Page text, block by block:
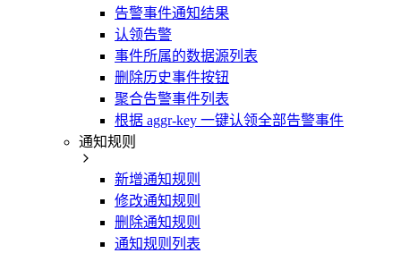
告警事件通知结果
认领告警
事件所属的数据源列表
删除历史事件按钮
聚合告警事件列表
根据 aggr-key 一键认领全部告警事件
通知规则
新增通知规则
修改通知规则
删除通知规则
通知规则列表